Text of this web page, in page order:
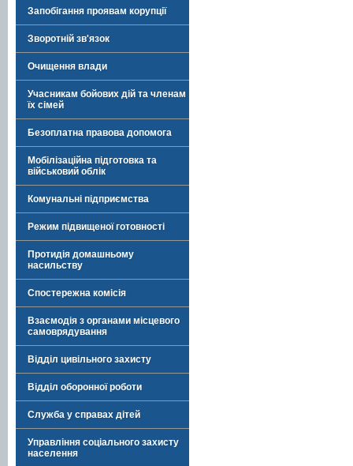
Запобігання проявам корупції
Зворотній зв'язок
Очищення влади
Учасникам бойових дій та членам
їх сімей
Безоплатна правова допомога
Мобілізаційна підготовка та
військовий облік
Комунальні підприємства
Режим підвищеної готовності
Протидія домашньому
насильству
Спостережна комісія
Взаємодія з органами місцевого
самоврядування
Відділ цивільного захисту
Відділ оборонної роботи
Служба у справах дітей
Управління соціального захисту
населення